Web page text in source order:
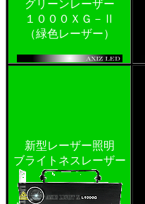
グリーンレーザー
１０００ＸＧ－Ⅱ
（緑色レーザー）
新型レーザー照明
ブライトネスレーザー